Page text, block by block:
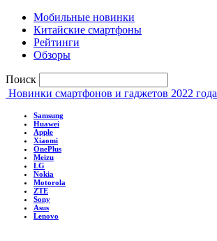
Мобильные новинки
Китайские смартфоны
Рейтинги
Обзоры
Поиск
Новинки смартфонов и гаджетов 2022 года
Samsung
Huawei
Apple
Xiaomi
OnePlus
Meizu
LG
Nokia
Motorola
ZTE
Sony
Asus
Lenovo